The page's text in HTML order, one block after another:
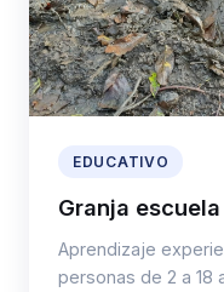
EDUCATIVO
Granja
Aprendizaje
personas de 2 a 18